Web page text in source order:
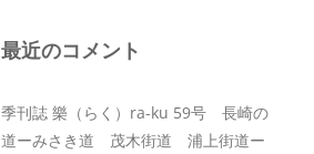
最近のコメント
季刊誌 樂（らく）ra-ku 59号 長崎の
道ーみさき道 茂木街道 浦上街道ー